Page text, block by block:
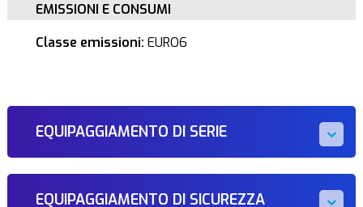
EMISSIONI E CONSUMI
Classe emissioni: EURO6
EQUIPAGGIAMENTO DI SERIE
EQUIPAGGIAMENTO DI SICUREZZA